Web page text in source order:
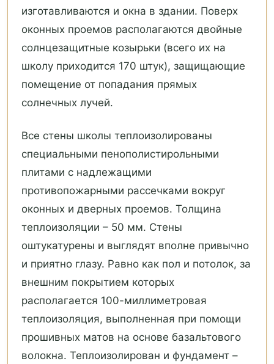
изготавливаются и окна в здании. Поверх
оконных проемов располагаются двойные
солнцезащитные козырьки (всего их на
школу приходится 170 штук), защищающие
помещение от попадания прямых
солнечных лучей.
Все стены школы теплоизолированы
специальными пенополистирольными
плитами с надлежащими
противопожарными рассечками вокруг
оконных и дверных проемов. Толщина
теплоизоляции – 50 мм. Стены
оштукатурены и выглядят вполне привычно
и приятно глазу. Равно как пол и потолок, за
внешним покрытием которых
располагается 100-миллиметровая
теплоизоляция, выполненная при помощи
прошивных матов на основе базальтового
волокна. Теплоизолирован и фундамент –